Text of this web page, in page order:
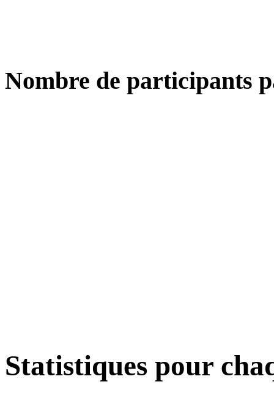
Nombre de participants
Statistiques pour